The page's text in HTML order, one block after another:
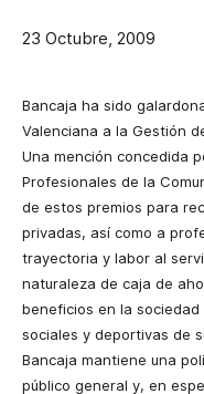
23 Octubre, 2009
Bancaja ha sido
Valenciana a la Gestión
Una mención concedida
Profesionales de la
de estos premios para
privadas, así como a
trayectoria y labor al
naturaleza de caja de
beneficios en la
sociales y deportivas de
Bancaja mantiene una
público general y, en